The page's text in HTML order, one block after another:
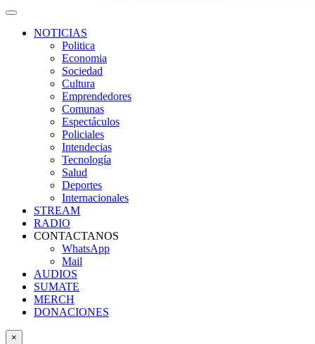
NOTICIAS
Politica
Economia
Sociedad
Cultura
Emprendedores
Comunas
Espectáculos
Policiales
Intendecias
Tecnología
Salud
Deportes
Internacionales
STREAM
RADIO
CONTACTANOS
WhatsApp
Mail
AUDIOS
SUMATE
MERCH
DONACIONES
×